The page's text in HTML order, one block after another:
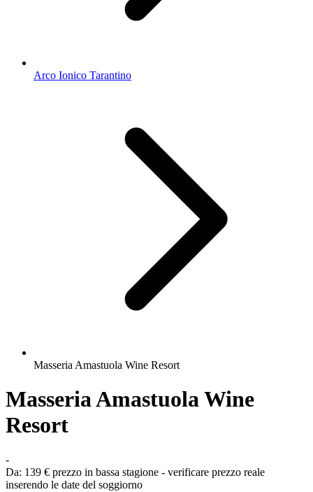
Arco Ionico Tarantino
Masseria Amastuola Wine Resort
Masseria Amastuola Wine
Resort
-
Da: 139 € prezzo in bassa stagione - verificare prezzo reale
inserendo le date del soggiorno